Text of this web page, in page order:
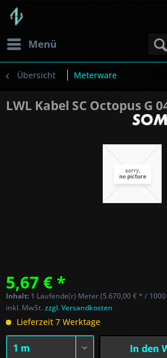
Menü
Übersicht Meterware
LWL Kabel SC Octopus G
5,67 € *
Inhalt: 1 Laufende(r) Meter (5.670,00 € * /
inkl. MwSt.zzgl. Versandkosten
Lieferzeit 7 Werktage
In den